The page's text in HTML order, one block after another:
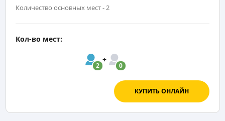
Количество основных мест - 2
Кол-во мест:
2 0
КУПИТЬ ОНЛАЙН